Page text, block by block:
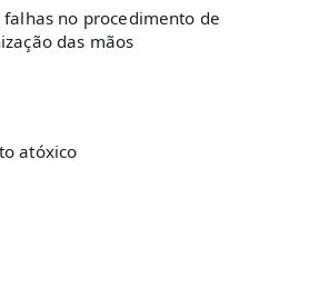
no procedimento de
das mãos
atóxico